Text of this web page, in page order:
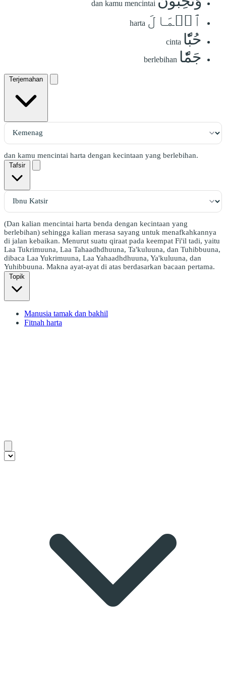
dan kamu mencintai
ٱلۡمَالَ harta
حُبّٗا cinta
جَمّٗا berlebihan
Terjemahan
dan kamu mencintai harta dengan kecintaan yang berlebihan.
Tafsir
(Dan kalian mencintai harta benda dengan kecintaan yang
berlebihan) sehingga kalian merasa sayang untuk menafkahkannya
di jalan kebaikan. Menurut suatu qiraat pada keempat Fi'il tadi, yaitu
Laa Tukrimuuna, Laa Tahaadhdhuuna, Ta'kuluuna, dan Tuhibbuuna,
dibaca Laa Yukrimuuna, Laa Yahaadhdhuuna, Ya'kuluuna, dan
Yuhibbuuna. Makna ayat-ayat di atas berdasarkan bacaan pertama.
Topik
Manusia tamak dan bakhil
Fitnah harta